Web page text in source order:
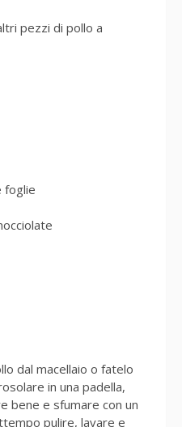
pezzi di pollo a
foglie
dal macellaio o fatelo
in una padella,
bene e sfumare con un
pulire, lavare e